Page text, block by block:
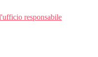
responsabile